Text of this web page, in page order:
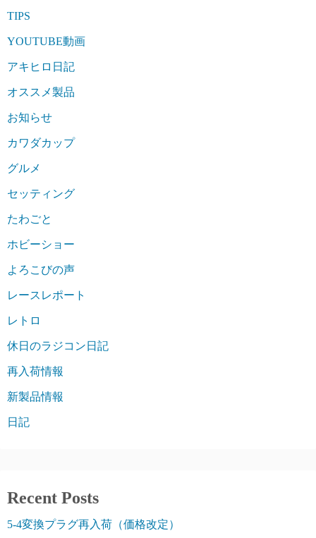
TIPS
YOUTUBE動画
アキヒロ日記
オススメ製品
お知らせ
カワダカップ
グルメ
セッティング
たわごと
ホビーショー
よろこびの声
レースレポート
レトロ
休日のラジコン日記
再入荷情報
新製品情報
日記
Recent Posts
5-4変換プラグ再入荷（価格改定）